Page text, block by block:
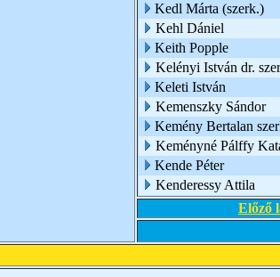
Kedl Márta (szerk.)
Kehl Dániel
Keith Popple
Kelényi István dr.
Keleti István
Kemenszky Sándor
Kemény Bertalan
Keményné Pálffy
Kende Péter
Kenderessy Attila
Előző